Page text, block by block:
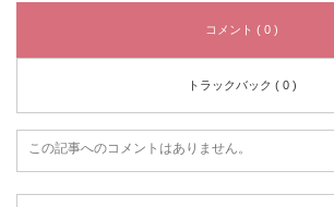
コメント ( 0 )
トラックバック ( 0 )
この記事へのコメントはありません。